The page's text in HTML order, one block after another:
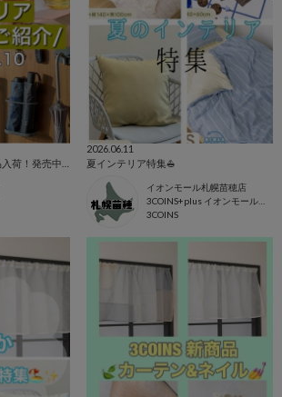
2026.06.11
夏インテリア特集⛵️
イオンモール札幌苗穂店
3COINS+plus イオンモール札幌苗穂店
3COINS